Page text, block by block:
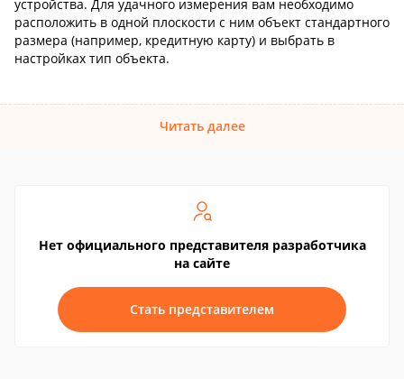
устройства. Для удачного измерения вам необходимо
расположить в одной плоскости с ним объект стандартного
размера (например, кредитную карту) и выбрать в
настройках тип объекта.
Читать далее
Нет официального представителя разработчика
на сайте
Стать представителем